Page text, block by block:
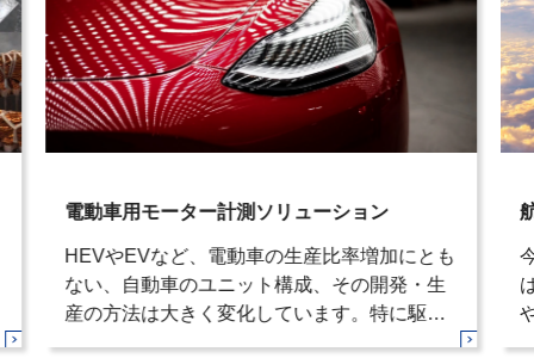
電動車用モーター計測ソリューション
HEVやEVなど、電動車の生産比率増加にとも
ない、自動車のユニット構成、その開発・生
産の方法は大きく変化しています。特に駆動